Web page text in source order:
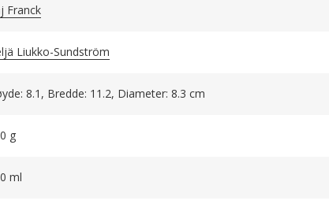
Franck
Liukko-Sundström
8.1, Bredde: 11.2, Diameter: 8.3 cm
g
ml